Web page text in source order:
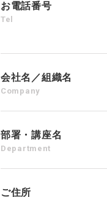
お電話番号
Tel
会社名／組織名
Company
部署・講座名
Department
ご住所